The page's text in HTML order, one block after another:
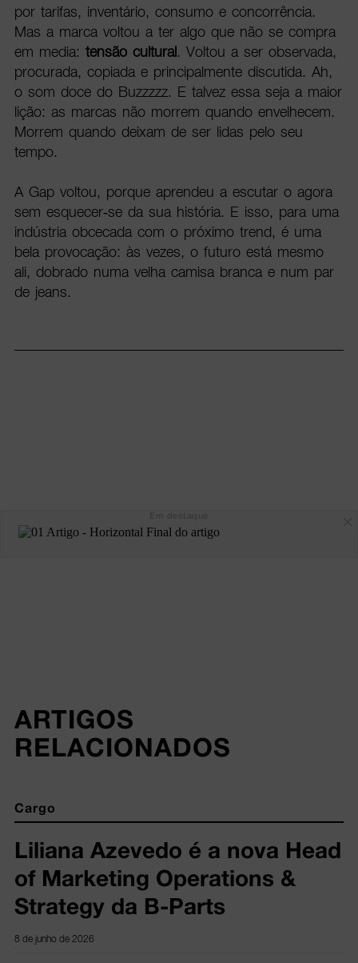
por tarifas, inventário, consumo e concorrência.
Mas a marca voltou a ter algo que não se compra
em media: tensão cultural. Voltou a ser observada,
procurada, copiada e principalmente discutida. Ah,
o som doce do Buzzzzz. E talvez essa seja a maior
lição: as marcas não morrem quando envelhecem.
Morrem quando deixam de ser lidas pelo seu
tempo.
A Gap voltou, porque aprendeu a escutar o agora
sem esquecer-se da sua história. E isso, para uma
indústria obcecada com o próximo trend, é uma
bela provocação: às vezes, o futuro está mesmo
ali, dobrado numa velha camisa branca e num par
de jeans.
ARTIGOS
RELACIONADOS
Cargo
Liliana Azevedo é a nova Head
of Marketing Operations &
Strategy da B-Parts
8 de junho de 2026